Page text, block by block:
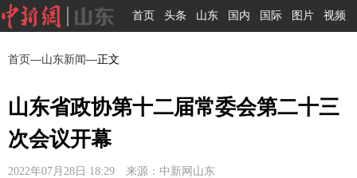
首页 头条 山东 国内 国际 图片 视频
首页—山东新闻—正文
山东省政协第十二届常委会第二十三
次会议开幕
2022年07月28日 18:29 来源：中新网山东